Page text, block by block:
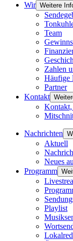
Wir Weitere
Team
Zahlen
Häufige
Partner
Kontakt
Nachrichten
Aktuell
Neues
Programm
Playlist